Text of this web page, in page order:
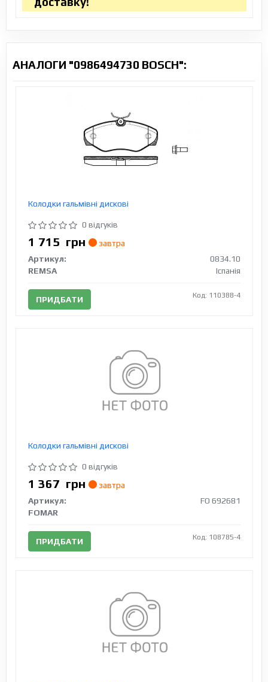
АНАЛОГИ "0986494730 BOSCH":
Колодки гальмівні дискові
0 відгуків
1 715 грн
завтра
Артикул:
0834.10
REMSA
Іспанія
ПРИДБАТИ Код: 110388-4
Колодки гальмівні дискові
0 відгуків
1 367 грн
завтра
Артикул:
FO 692681
FOMAR
ПРИДБАТИ Код: 108785-4